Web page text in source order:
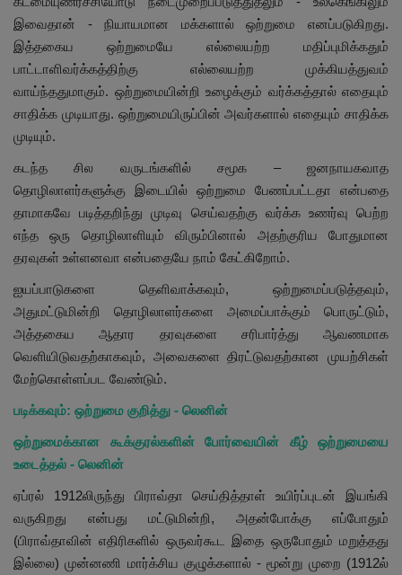
இவைதான் - நியாயமான மக்களால் ஒற்றுமை எனப்படுகிறது.
இத்தகைய ஒற்றுமையே எல்லையற்ற மதிப்புமிக்கதும்
பாட்டாளிவர்க்கத்திற்கு எல்லையற்ற முக்கியத்துவம்
வாய்ந்ததுமாகும். ஒற்றுமையின்றி உழைக்கும் வர்க்கத்தால் எதையும்
சாதிக்க முடியாது. ஒற்றுமையிருப்பின் அவர்களால் எதையும் சாதிக்க
முடியும்.
கடந்த சில வருடங்களில் சமூக – ஜனநாயகவாத
தொழிலாளர்களுக்கு இடையில் ஒற்றுமை பேணப்பட்டதா என்பதை
தாமாகவே படித்தறிந்து முடிவு செய்வதற்கு வர்க்க உணர்வு பெற்ற
எந்த ஒரு தொழிலாளியும் விரும்பினால் அதற்குரிய போதுமான
தரவுகள் உள்ளனவா என்பதையே நாம் கேட்கிறோம்.
ஐயப்பாடுகளை தெளிவாக்கவும், ஒற்றுமைப்படுத்தவும்,
அதுமட்டுமின்றி தொழிலாளர்களை அமைப்பாக்கும் பொருட்டும்,
அத்தகைய ஆதார தரவுகளை சரிபார்த்து ஆவணமாக
வெளியிடுவதற்காகவும், அவைகளை திரட்டுவதற்கான முயற்சிகள்
மேற்கொள்ளப்பட வேண்டும்.
படிக்கவும்: ஒற்றுமை குறித்து - லெனின்
ஒற்றுமைக்கான கூக்குரல்களின் போர்வையின் கீழ் ஒற்றுமையை
உடைத்தல் - லெனின்
ஏப்ரல் 1912லிருந்து பிராவ்தா செய்தித்தாள் உயிர்ப்புடன் இயங்கி
வருகிறது என்பது மட்டுமின்றி, அதன்போக்கு எப்போதும்
(பிராவ்தாவின் எதிரிகளில் ஒருவர்கூட இதை ஒருபோதும் மறுத்தது
இல்லை) முன்னணி மார்க்சிய குழுக்களால் - மூன்று முறை (1912ல்